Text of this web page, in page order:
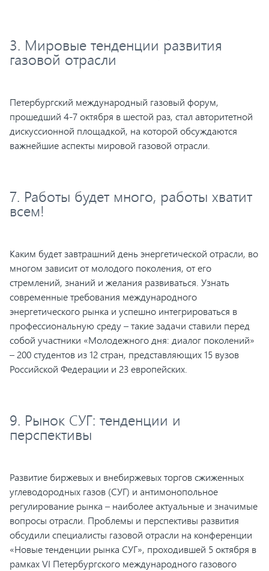
3. Мировые тенденции развития
газовой отрасли
Петербургский международный газовый форум,
прошедший 4-7 октября в шестой раз, стал авторитетной
дискуссионной площадкой, на которой обсуждаются
важнейшие аспекты мировой газовой отрасли.
7. Работы будет много, работы хватит
всем!
Каким будет завтрашний день энергетической отрасли, во
многом зависит от молодого поколения, от его
стремлений, знаний и желания развиваться. Узнать
современные требования международного
энергетического рынка и успешно интегрироваться в
профессиональную среду – такие задачи ставили перед
собой участники «Молодежного дня: диалог поколений»
– 200 студентов из 12 стран, представляющих 15 вузов
Российской Федерации и 23 европейских.
9. Рынок СУГ: тенденции и
перспективы
Развитие биржевых и внебиржевых торгов сжиженных
углеводородных газов (СУГ) и антимонопольное
регулирование рынка – наиболее актуальные и значимые
вопросы отрасли. Проблемы и перспективы развития
обсудили специалисты газовой отрасли на конференции
«Новые тенденции рынка СУГ», проходившей 5 октября в
рамках VI Петербургского международного газового